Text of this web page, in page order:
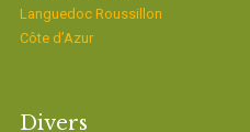
Languedoc Roussillon
Côte d’Azur
Divers